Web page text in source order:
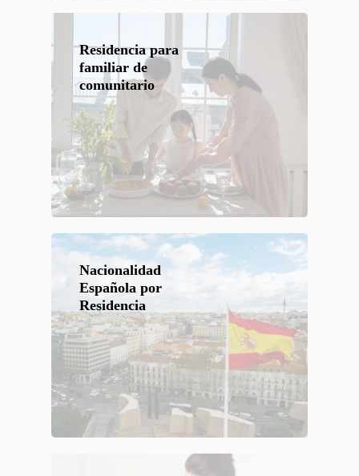
Residencia para
familiar de
comunitario
Nacionalidad
Española por
Residencia